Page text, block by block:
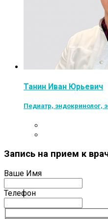
Танин Иван Юрьевич
Педиатр, эндокринолог,
Запись на прием к
Ваше Имя
Телефон